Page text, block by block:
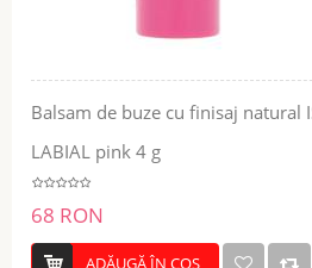
Balsam de buze cu finisaj natural
LABIAL pink 4 g
68 RON
ADĂUGĂ ÎN COŞ